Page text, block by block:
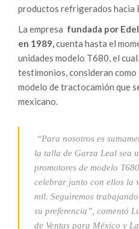
productos refrigerados hacia
La empresa fundada por
en 1989,cuenta hasta el
unidades modelo T680, el
testimonios, consideran como
modelo de tractocamión que
mexicano.
“Para nosotros es
la talla de Garza Leal sea
promotores de modelo
celebrar junto con ellos la
mil. Seguiremos
su preferencia”, comentó
de Ventas para México y